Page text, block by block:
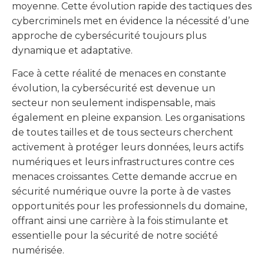
moyenne. Cette évolution rapide des tactiques des
cybercriminels met en évidence la nécessité d’une
approche de cybersécurité toujours plus
dynamique et adaptative.
Face à cette réalité de menaces en constante
évolution, la cybersécurité est devenue un
secteur non seulement indispensable, mais
également en pleine expansion. Les organisations
de toutes tailles et de tous secteurs cherchent
activement à protéger leurs données, leurs actifs
numériques et leurs infrastructures contre ces
menaces croissantes. Cette demande accrue en
sécurité numérique ouvre la porte à de vastes
opportunités pour les professionnels du domaine,
offrant ainsi une carrière à la fois stimulante et
essentielle pour la sécurité de notre société
numérisée.